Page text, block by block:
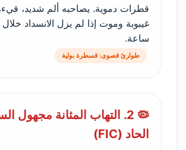
قطرات دموية. يصاحبه ألم شديد،
ساعة.
طوارئ قصوى: قسطرة بولية
🦠 2. التهاب المثانة مجهول
الحاد (FIC)